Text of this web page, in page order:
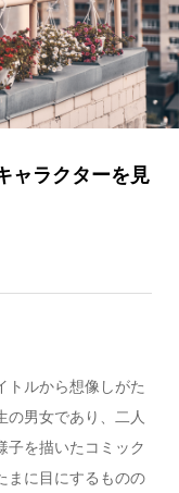
ャラクターを見
トルから想像しがた
の男女であり、二人
子を描いたコミック
まに目にするものの